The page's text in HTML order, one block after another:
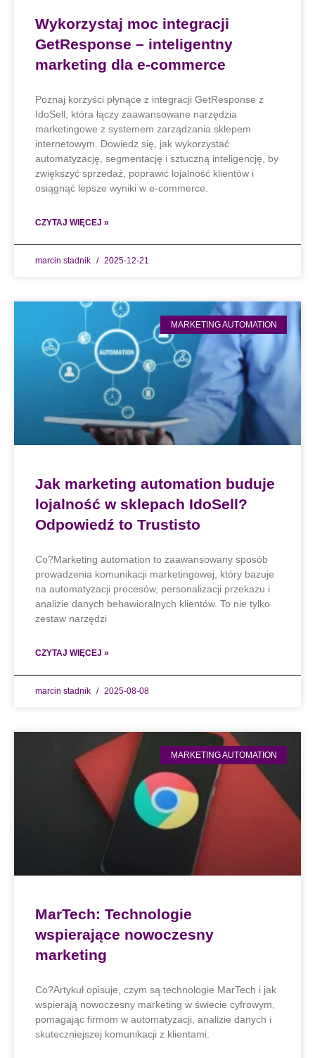
Wykorzystaj moc integracji
GetResponse – inteligentny
marketing dla e-commerce
Poznaj korzyści płynące z integracji GetResponse z
IdoSell, która łączy zaawansowane narzędzia
marketingowe z systemem zarządzania sklepem
internetowym. Dowiedz się, jak wykorzystać
automatyzację, segmentację i sztuczną inteligencję, by
zwiększyć sprzedaż, poprawić lojalność klientów i
osiągnąć lepsze wyniki w e-commerce.
CZYTAJ WIĘCEJ »
marcin stadnik 2025-12-21
MARKETING AUTOMATION
Jak marketing automation buduje
lojalność w sklepach IdoSell?
Odpowiedź to Trustisto
Co?Marketing automation to zaawansowany sposób
prowadzenia komunikacji marketingowej, który bazuje
na automatyzacji procesów, personalizacji przekazu i
analizie danych behawioralnych klientów. To nie tylko
zestaw narzędzi
CZYTAJ WIĘCEJ »
marcin stadnik 2025-08-08
MARKETING AUTOMATION
MarTech: Technologie
wspierające nowoczesny
marketing
Co?Artykuł opisuje, czym są technologie MarTech i jak
wspierają nowoczesny marketing w świecie cyfrowym,
pomagając firmom w automatyzacji, analizie danych i
skuteczniejszej komunikacji z klientami.